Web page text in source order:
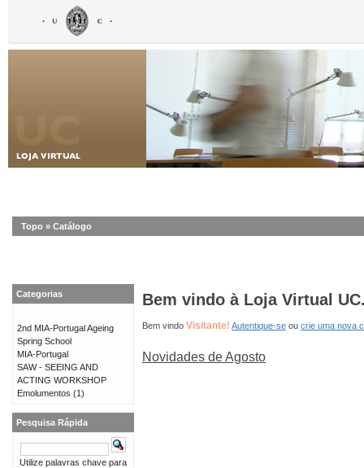
Topo » Catálogo
Bem vindo à Loja Virtual
Bem vindo Visitante! Autentique-se ou crie uma nova
Novidades de Agosto
Categorias
2nd MIA-Portugal Ageing
Spring School
MIA-Portugal
SAW - SEEING AND
ACTING WORKSHOP
Emolumentos (1)
Pesquisa Rápida
Utilize palavras chave para